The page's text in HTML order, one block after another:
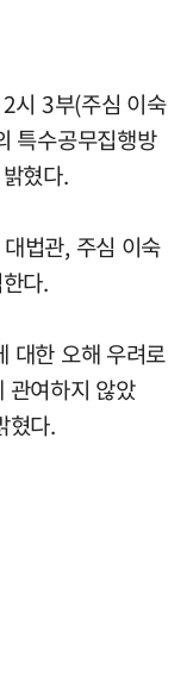
시 3부(주심 이숙
특수공무집행방
혔다.
법관, 주심 이숙
다.
대한 오해 우려로
관여하지 않았
혔다.